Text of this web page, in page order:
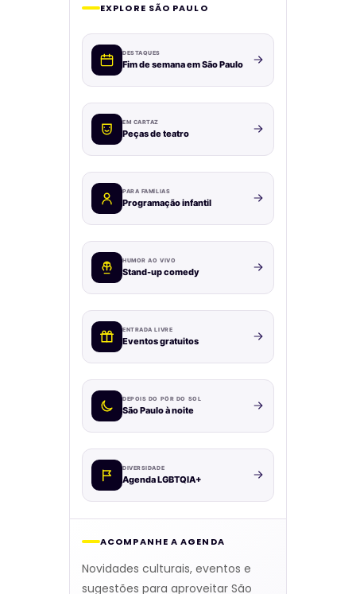
EXPLORE SÃO PAULO
DESTAQUES
Fim de semana em São Paulo
EM CARTAZ
Peças de teatro
PARA FAMÍLIAS
Programação infantil
HUMOR AO VIVO
Stand-up comedy
ENTRADA LIVRE
Eventos gratuitos
DEPOIS DO PÔR DO SOL
São Paulo à noite
DIVERSIDADE
Agenda LGBTQIA+
ACOMPANHE A AGENDA
Novidades culturais, eventos e
sugestões para aproveitar São